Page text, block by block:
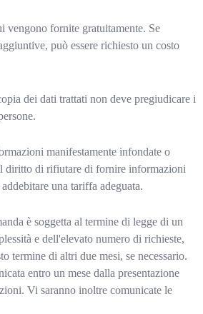
vengono fornite gratuitamente. Se
può essere richiesto un costo
dei dati trattati non deve pregiudicare i
manifestamente infondate o
diritto di rifiutare di fornire informazioni
una tariffa adeguata.
è soggetta al termine di legge di un
e dell'elevato numero di richieste,
termine di altri due mesi, se necessario.
entro un mese dalla presentazione
Vi saranno inoltre comunicate le